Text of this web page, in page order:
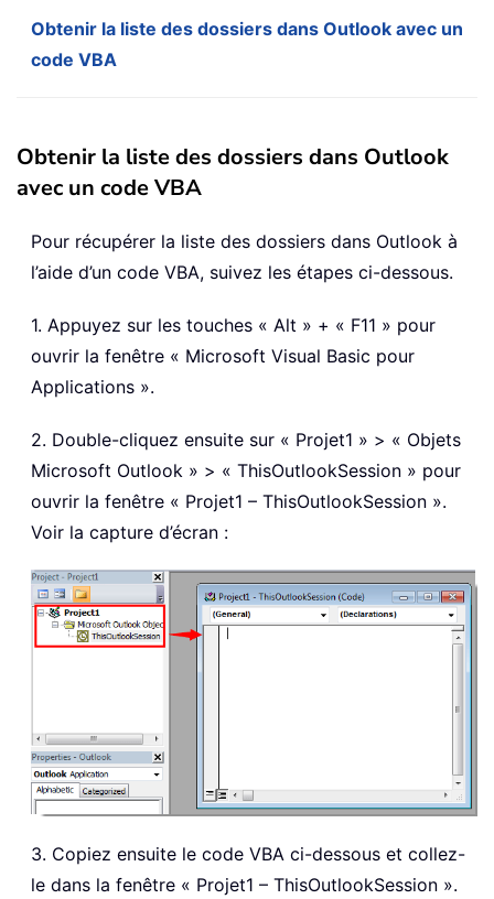
Obtenir la liste des dossiers dans Outlook avec un
code VBA
Obtenir la liste des dossiers dans Outlook
avec un code VBA
Pour récupérer la liste des dossiers dans Outlook à
l’aide d’un code VBA, suivez les étapes ci-dessous.
1. Appuyez sur les touches « Alt » + « F11 » pour
ouvrir la fenêtre « Microsoft Visual Basic pour
Applications ».
2. Double-cliquez ensuite sur « Projet1 » > « Objets
Microsoft Outlook » > « ThisOutlookSession » pour
ouvrir la fenêtre « Projet1 – ThisOutlookSession ».
Voir la capture d’écran :
3. Copiez ensuite le code VBA ci-dessous et collez-
le dans la fenêtre « Projet1 – ThisOutlookSession ».